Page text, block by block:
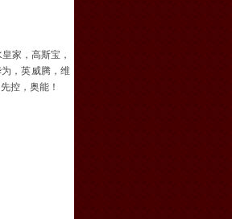
家，高斯宝，
，英威腾，维
控，奥能！